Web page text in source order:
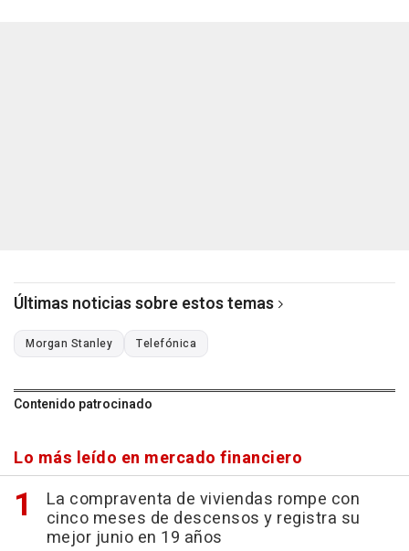
Últimas noticias sobre estos temas
Morgan Stanley Telefónica
Contenido patrocinado
Lo más leído en mercado financiero
La compraventa de viviendas rompe con
cinco meses de descensos y registra su
mejor junio en 19 años